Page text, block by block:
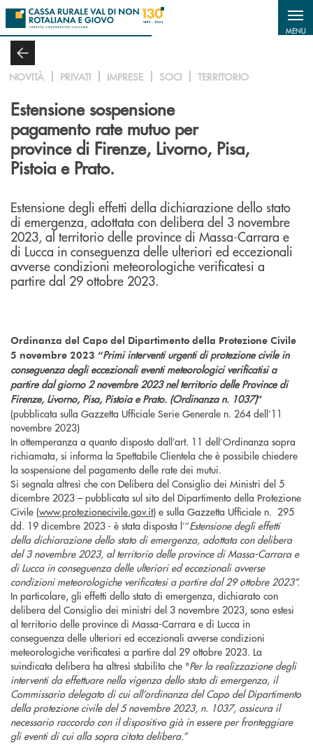
Salta al contenuto principale
MENU
NOVITÀ PRIVATI IMPRESE SOCI TERRITORIO
Estensione sospensione
pagamento rate mutuo per
province di Firenze, Livorno, Pisa,
Pistoia e Prato.
Estensione degli effetti della dichiarazione dello stato
di emergenza, adottata con delibera del 3 novembre
2023, al territorio delle province di Massa-Carrara e
di Lucca in conseguenza delle ulteriori ed eccezionali
avverse condizioni meteorologiche verificatesi a
partire dal 29 ottobre 2023.
Ordinanza del Capo del Dipartimento della Protezione Civile
5 novembre 2023 “Primi interventi urgenti di protezione civile in
conseguenza degli eccezionali eventi meteorologici verificatisi a
partire dal giorno 2 novembre 2023 nel territorio delle Province di
Firenze, Livorno, Pisa, Pistoia e Prato. (Ordinanza n. 1037)”
(pubblicata sulla Gazzetta Ufficiale Serie Generale n. 264 dell’11
novembre 2023)
In ottemperanza a quanto disposto dall’art. 11 dell’Ordinanza sopra
richiamata, si informa la Spettabile Clientela che è possibile chiedere
la sospensione del pagamento delle rate dei mutui.
Si segnala altresì che con Delibera del Consiglio dei Ministri del 5
dicembre 2023 – pubblicata sul sito del Dipartimento della Protezione
Civile (www.protezionecivile.gov.it) e sulla Gazzetta Ufficiale n. 295
dd. 19 dicembre 2023 - è stata disposta l’”Estensione degli effetti
della dichiarazione dello stato di emergenza, adottata con delibera
del 3 novembre 2023, al territorio delle province di Massa-Carrara e
di Lucca in conseguenza delle ulteriori ed eccezionali avverse
condizioni meteorologiche verificatesi a partire dal 29 ottobre 2023”.
In particolare, gli effetti dello stato di emergenza, dichiarato con
delibera del Consiglio dei ministri del 3 novembre 2023, sono estesi
al territorio delle province di Massa-Carrara e di Lucca in
conseguenza delle ulteriori ed eccezionali avverse condizioni
meteorologiche verificatesi a partire dal 29 ottobre 2023. La
suindicata delibera ha altresì stabilito che "Per la realizzazione degli
interventi da effettuare nella vigenza dello stato di emergenza, il
Commissario delegato di cui all’ordinanza del Capo del Dipartimento
della protezione civile del 5 novembre 2023, n. 1037, assicura il
necessario raccordo con il dispositivo già in essere per fronteggiare
gli eventi di cui alla sopra citata delibera.”